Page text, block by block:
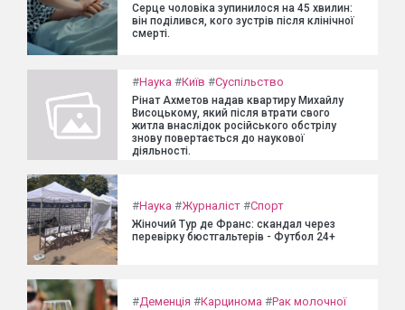
Серце чоловіка зупинилося на 45 хвилин:
він поділився, кого зустрів після клінічної
смерті.
#Наука #Київ #Суспільство
Рінат Ахметов надав квартиру Михайлу
Висоцькому, який після втрати свого
житла внаслідок російського обстрілу
знову повертається до наукової
діяльності.
#Наука #Журналіст #Спорт
Жіночий Тур де Франс: скандал через
перевірку бюстгальтерів - Футбол 24+
#Деменція #Карцинома #Рак молочної